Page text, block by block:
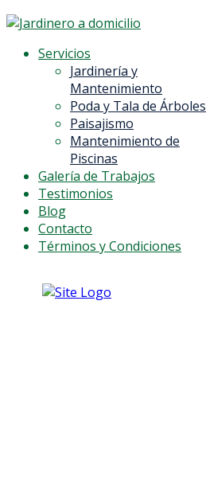
Servicios
Jardinería y
Mantenimiento
Poda y Tala de Árboles
Paisajismo
Mantenimiento de
Piscinas
Galería de Trabajos
Testimonios
Blog
Contacto
Términos y Condiciones